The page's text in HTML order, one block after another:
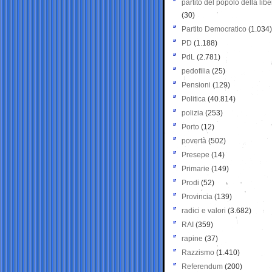
partito del popolo della
(30)
Partito Democratico (1.034)
PD (1.188)
PdL (2.781)
pedofilia (25)
Pensioni (129)
Politica (40.814)
polizia (253)
Porto (12)
povertà (502)
Presepe (14)
Primarie (149)
Prodi (52)
Provincia (139)
radici e valori (3.682)
RAI (359)
rapine (37)
Razzismo (1.410)
Referendum (200)